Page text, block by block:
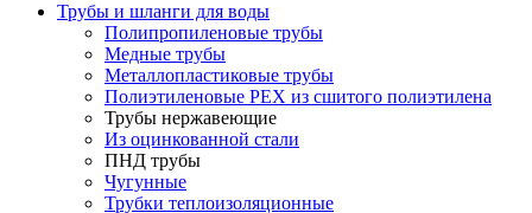
Трубы и шланги для воды
Полипропиленовые трубы
Медные трубы
Металлопластиковые трубы
Полиэтиленовые PEX из сшитого полиэтилена
Трубы нержавеющие
Из оцинкованной стали
ПНД трубы
Чугунные
Трубки теплоизоляционные